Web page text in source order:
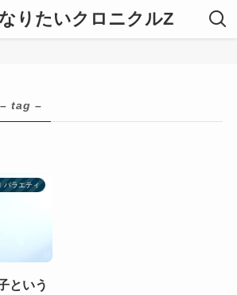
りたいクロニクルZ
– tag –
バラエティ
という